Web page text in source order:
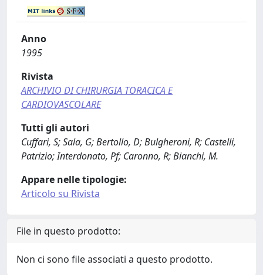
Anno
1995
Rivista
ARCHIVIO DI CHIRURGIA TORACICA E
CARDIOVASCOLARE
Tutti gli autori
Cuffari, S; Sala, G; Bertollo, D; Bulgheroni, R; Castelli,
Patrizio; Interdonato, Pf; Caronno, R; Bianchi, M.
Appare nelle tipologie:
Articolo su Rivista
File in questo prodotto:
Non ci sono file associati a questo prodotto.